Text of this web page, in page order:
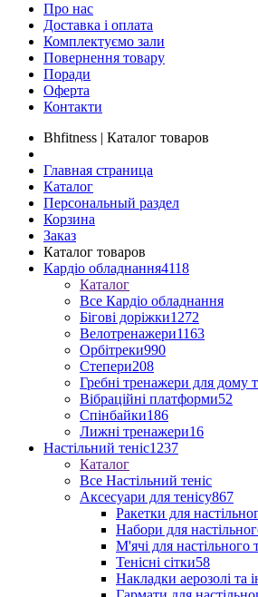
Про нас
Доставка і оплата
Комплектуємо зали
Повернення товару
Поради
Оферта
Контакти
Bhfitness | Каталог товаров
Главная страница
Каталог
Персональный раздел
Корзина
Заказ
Каталог товаров
Кардіо обладнання4118
Каталог
Все Кардіо обладнання
Бігові доріжки1272
Велотренажери1163
Орбітреки990
Степери208
Гребні тренажери для дому
Вібраційні платформи52
Спінбайки186
Лижні тренажери16
Настільний теніс1237
Каталог
Все Настільний теніс
Аксесуари для тенісу867
Ракетки для
Набори для
М'ячі для настільного
Тенісні сітки58
Накладки аерозолі та